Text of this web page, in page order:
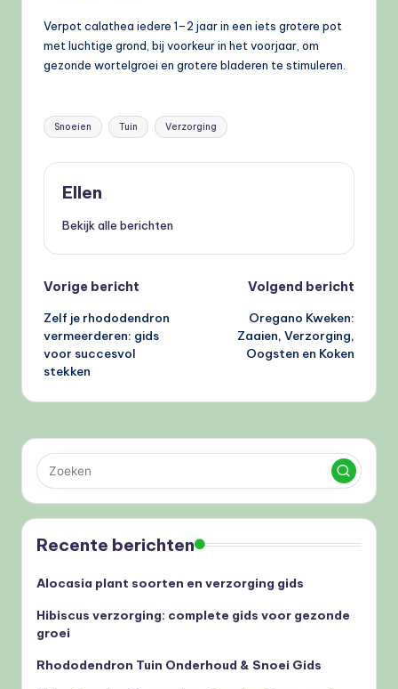
Verpot calathea iedere 1–2 jaar in een iets grotere pot
met luchtige grond, bij voorkeur in het voorjaar, om
gezonde wortelgroei en grotere bladeren te stimuleren.
Tags:
Snoeien Tuin Verzorging
Ellen
Bekijk alle berichten
Bericht
navigatie
Vorige bericht
Zelf je rhododendron
vermeerderen: gids
voor succesvol
stekken
Volgend bericht
Oregano Kweken:
Zaaien, Verzorging,
Oogsten en Koken
Recente berichten
Alocasia plant soorten en verzorging gids
Hibiscus verzorging: complete gids voor gezonde
groei
Rhododendron Tuin Onderhoud & Snoei Gids